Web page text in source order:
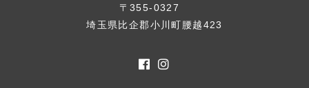
〒355-0327
埼玉県比企郡小川町腰越423